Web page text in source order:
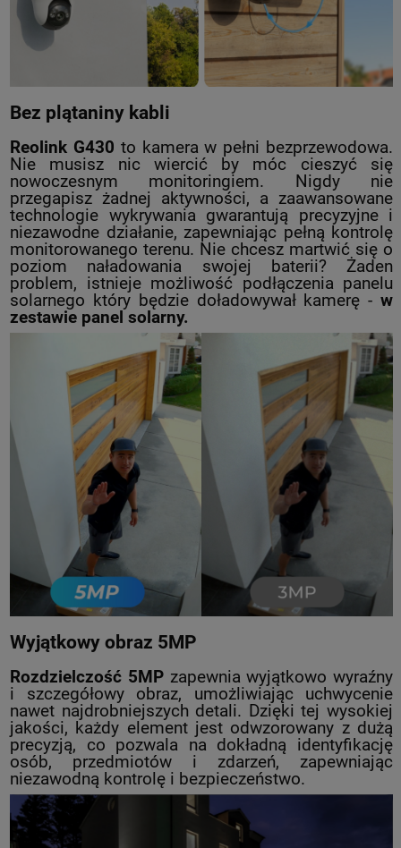
Bez plątaniny kabli
Reolink G430 to kamera w pełni bezprzewodowa.
Nie musisz nic wiercić by móc cieszyć się
nowoczesnym monitoringiem. Nigdy nie
przegapisz żadnej aktywności, a zaawansowane
technologie wykrywania gwarantują precyzyjne i
niezawodne działanie, zapewniając pełną kontrolę
monitorowanego terenu. Nie chcesz martwić się o
poziom naładowania swojej baterii? Żaden
problem, istnieje możliwość podłączenia panelu
solarnego który będzie doładowywał kamerę - w
zestawie panel solarny.
Wyjątkowy obraz 5MP
Rozdzielczość 5MPzapewnia wyjątkowo wyraźny
i szczegółowy obraz, umożliwiając uchwycenie
nawet najdrobniejszych detali. Dzięki tej wysokiej
jakości, każdy element jest odwzorowany z dużą
precyzją, co pozwala na dokładną identyfikację
osób, przedmiotów i zdarzeń, zapewniając
niezawodną kontrolę i bezpieczeństwo.